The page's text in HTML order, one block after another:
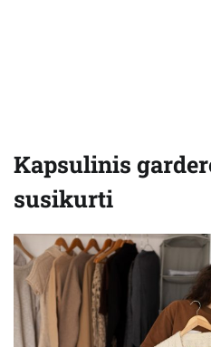
Kapsulinis
susikurti